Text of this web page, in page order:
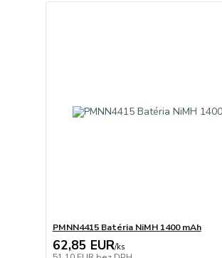
PMNN4415 Batéria NiMH 1400 mAh
62,85 EUR/ks